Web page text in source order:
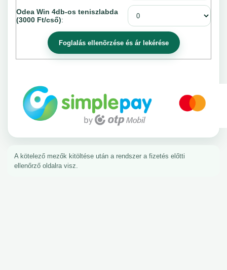
Odea Win 4db-os teniszlabda
(3000 Ft/cső):
A kötelező mezők kitöltése után a rendszer a fizetés előtti
ellenőrző oldalra visz.